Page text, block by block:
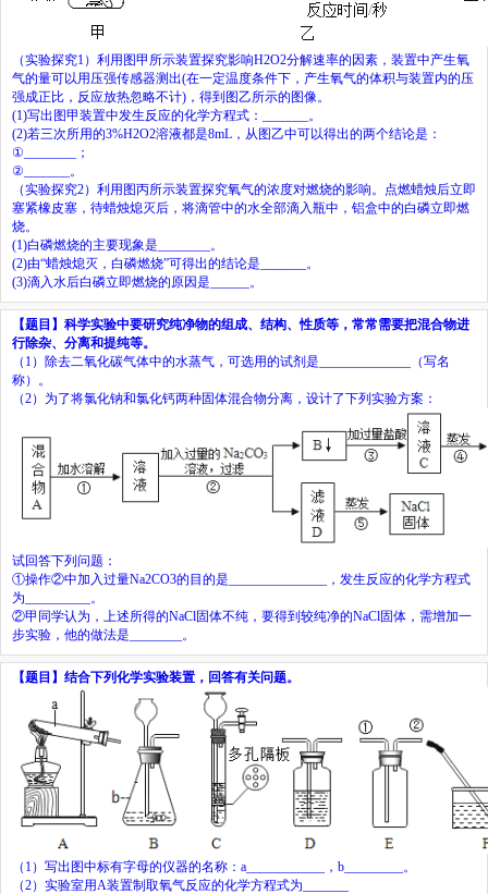
（实验探究1 ）利用图甲所示装置探究影响H2O2分解速率的因素，装置中产生氧
气的量可以用压强传感器测出(在一定温度条件下，产生氧气的体积与装置内的压
强成正比，反应放热忽略不计) ，得到图乙所示的图像。
(1)写出图甲装置中发生反应的化学方程式：
。
(2)若三次所用的3%H2O2溶液都是8mL ，从图乙中可以得出的两个结论是：
①
；
②
。
（实验探究2）利用图丙所示装置探究氧气的浓度对燃烧的影响。点燃蜡烛后立即
塞紧橡皮塞，待蜡烛熄灭后，将滴管中的水全部滴入瓶中，铝盒中的白磷立即燃
烧。
(1)白磷燃烧的主要现象是
。
(2)由“蜡烛熄灭，白磷燃烧”可得出的结论是
。
(3)滴入水后白磷立即燃烧的原因是 。
【题目】 科学实验中要研究纯净物的组成、结构、性质等，常常需要把混合物进
行除杂、分离和提纯等。
（ 1 ）除去二氧化碳气体中的水蒸气，可选用的试剂是
（写名
称）。
（2）为了将氯化钠和氯化钙两种固体混合物分离，设计了下列实验方案：
试回答下列问题：
①操作②中加入过量Na2CO3的目的是
，发生反应的化学方程式
为
。
②甲同学认为，上述所得的NaCl固体不纯，要得到较纯净的NaCl固体，需增加一
步实验，他的做法是
。
【题目】 结合下列化学实验装置，回答有关问题。
（ 1 ）写出图中标有字母的仪器的名称： a ， b
。
（2）实验室用A装置制取氧气反应的化学方程式为